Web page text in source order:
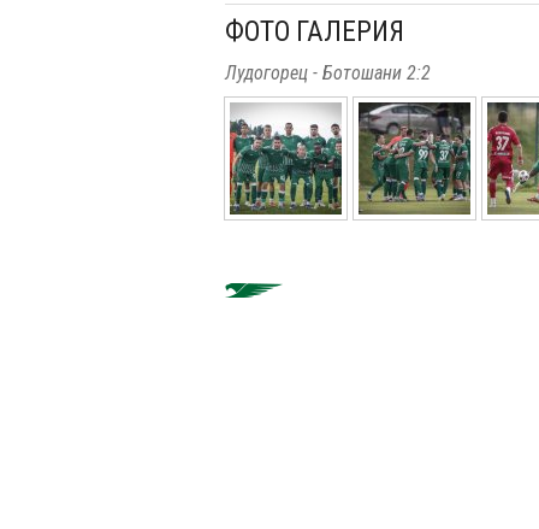
ФОТО ГАЛЕРИЯ
Лудогорец - Ботошани 2:2